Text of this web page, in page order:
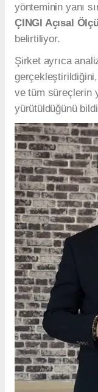
yönteminin yanı
ÇINGI Açısal
belirtiliyor.
Şirket ayrıca
gerçekleştirildiğini,
ve tüm süreçlerin
yürütüldüğünü